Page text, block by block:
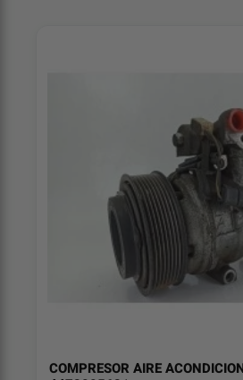
COMPRESOR AIRE